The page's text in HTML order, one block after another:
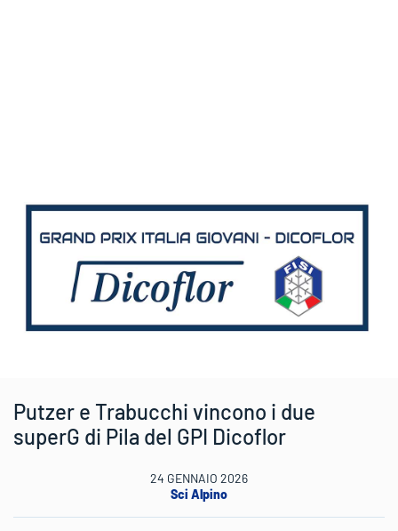
Putzer e Trabucchi vincono i due
superG di Pila del GPI Dicoflor
24 GENNAIO 2026
Sci Alpino